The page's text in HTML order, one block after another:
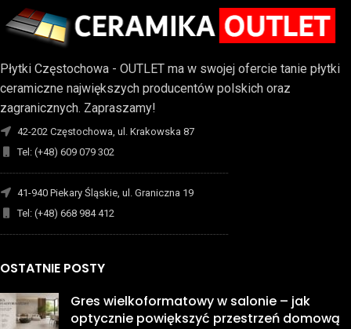
Płytki Częstochowa - OUTLET ma w swojej ofercie tanie płytki
ceramiczne największych producentów polskich oraz
zagranicznych. Zapraszamy!
42-202 Częstochowa, ul. Krakowska 87
Tel: (+48) 609 079 302
-------------------------------------------------------------------------
41-940 Piekary Śląskie, ul. Graniczna 19
Tel: (+48) 668 984 412
-------------------------------------------------------------------------
OSTATNIE POSTY
Gres wielkoformatowy w salonie – jak
optycznie powiększyć przestrzeń domową